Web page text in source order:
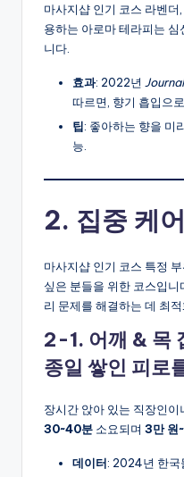
마사지샵 인기 코스 라벤
용하는 아로마 테라피는 심
니다.
효과: 2022년
따르면, 향기 흡입으
팁: 좋아하는 향을 미
능.
2. 집중 케
마사지샵 인기 코스 특정
싶은 분들을 위한 코스입니
리 문제를 해결하는 데 최
2-1. 어깨 & 목
종일 쌓인 피로
장시간 앉아 있는 직장인
30~40분 소요되며 3만 원
데이터: 2024년 한국